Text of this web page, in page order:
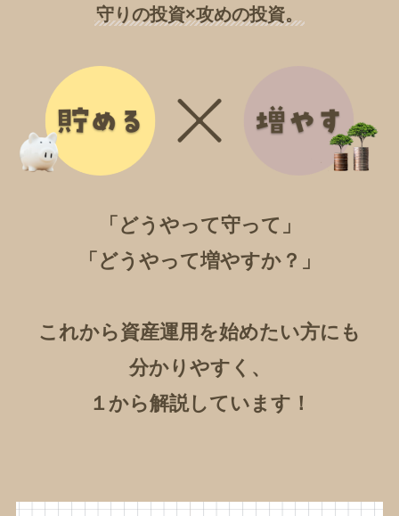
守りの投資×攻めの投資。
「どうやって守って」
「どうやって増やすか？」
これから資産運用を始めたい方にも
分かりやすく、
１から解説しています！